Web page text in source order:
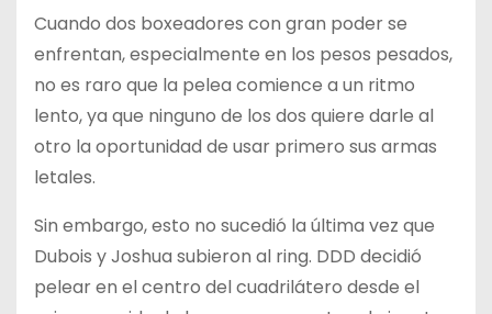
Cuando dos boxeadores con gran poder se
enfrentan, especialmente en los pesos pesados,
no es raro que la pelea comience a un ritmo
lento, ya que ninguno de los dos quiere darle al
otro la oportunidad de usar primero sus armas
letales.
Sin embargo, esto no sucedió la última vez que
Dubois y Joshua subieron al ring. DDD decidió
pelear en el centro del cuadrilátero desde el